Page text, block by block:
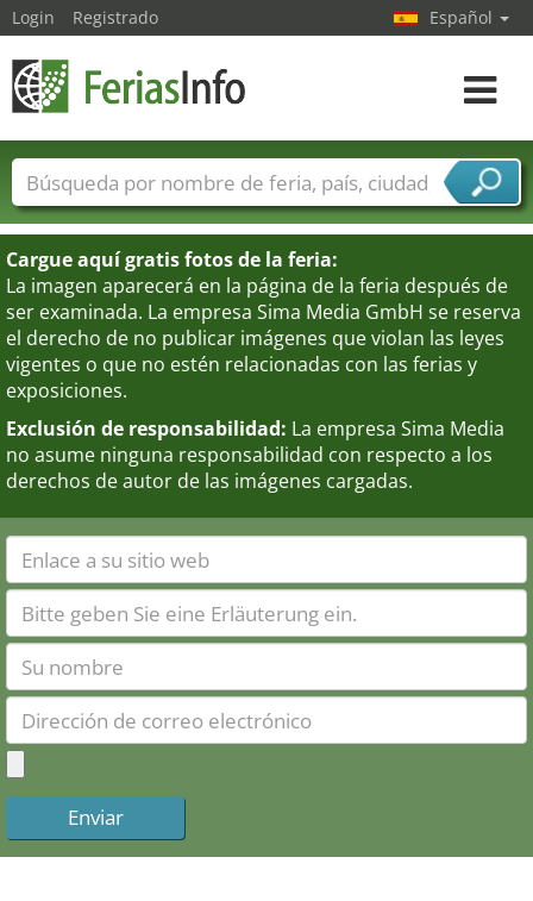
Cargue aquí gratis fotos de la feria:
La imagen aparecerá en la página de la feria después de
ser examinada. La empresa Sima Media GmbH se reserva
el derecho de no publicar imágenes que violan las leyes
vigentes o que no estén relacionadas con las ferias y
exposiciones.
Exclusión de responsabilidad: La empresa Sima Media
no asume ninguna responsabilidad con respecto a los
derechos de autor de las imágenes cargadas.
Login Registrado Español
toggle
Nombres de ferias Países
Ciudades
Sectores de ferias
Sectores de proveedor de servicios